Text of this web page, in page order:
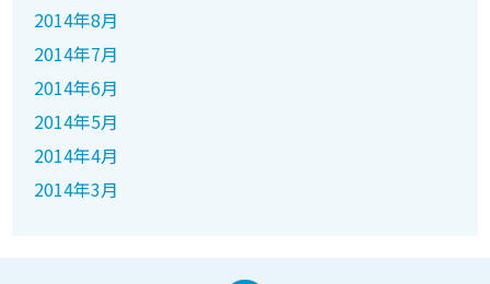
2014年8月
2014年7月
2014年6月
2014年5月
2014年4月
2014年3月